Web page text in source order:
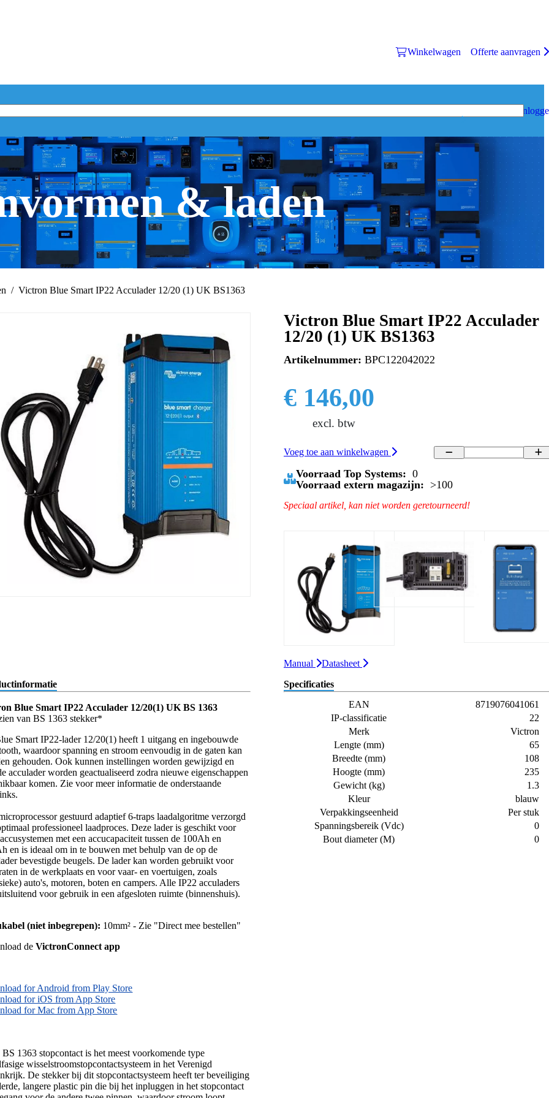
Winkelwagen Offerte aanvragen
& laden
Victron Blue Smart IP22 Acculader 12/20 (1) UK BS1363
Victron Blue Smart IP22 Acculader
12/20 (1) UK BS1363
Artikelnummer: BPC122042022
€ 146,00
excl. btw
Voeg toe aan winkelwagen
Voorraad Top Systems: 0
Voorraad extern magazijn: >100
Speciaal artikel, kan niet worden geretourneerd!
Manual
Datasheet
Blue Smart IP22 Acculader 12/20(1) UK BS 1363
van BS 1363 stekker*
Smart IP22-lader 12/20(1) heeft 1 uitgang en ingebouwde
waardoor spanning en stroom eenvoudig in de gaten kan
gehouden. Ook kunnen instellingen worden gewijzigd en
acculader worden geactualiseerd zodra nieuwe eigenschappen
komen. Zie voor meer informatie de onderstaande
gestuurd adaptief 6-traps laadalgoritme verzorgd
professioneel laadproces. Deze lader is geschikt voor
met een accucapaciteit tussen de 100Ah en
en is ideaal om in te bouwen met behulp van de op de
bevestigde beugels. De lader kan worden gebruikt voor
in de werkplaats en voor vaar- en voertuigen, zoals
auto's, motoren, boten en campers. Alle IP22 acculaders
voor gebruik in een afgesloten ruimte (binnenshuis).
(niet inbegrepen): 10mm² - Zie "Direct mee bestellen"
deVictronConnect app
for Android from Play Store
for iOS from App Store
for Mac from App Store
1363 stopcontact is het meest voorkomende type
wisselstroomstopcontactsysteem in het Verenigd
De stekker bij dit stopcontactsysteem heeft ter beveiliging
langere plastic pin die bij het inpluggen in het stopcontact
Specificaties
EAN
8719076041061
IP-classificatie
22
Merk
Victron
Lengte (mm)
65
Breedte (mm)
108
Hoogte (mm)
235
Gewicht (kg)
1.3
Kleur
blauw
Verpakkingseenheid
Per stuk
Spanningsbereik (Vdc)
0
Bout diameter (M)
0